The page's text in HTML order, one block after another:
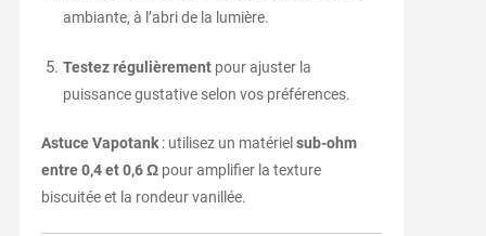
ambiante, à l’abri de la lumière.
Testez régulièrementpour ajuster la
puissance gustative selon vos préférences.
Astuce Vapotank: utilisez un matériel sub-ohm
entre 0,4 et 0,6 Ωpour amplifier la texture
biscuitée et la rondeur vanillée.